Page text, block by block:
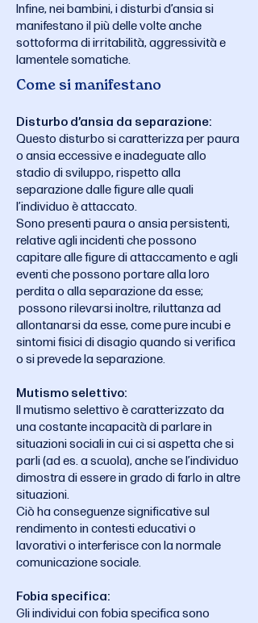
Infine, nei bambini, i disturbi d’ansia si
manifestano il più delle volte anche
sottoforma di irritabilità, aggressività e
lamentele somatiche.
Come si manifestano
Disturbo d’ansia da separazione:
Questo disturbo si caratterizza per paura
o ansia eccessive e inadeguate allo
stadio di sviluppo, rispetto alla
separazione dalle figure alle quali
l’individuo è attaccato.
Sono presenti paura o ansia persistenti,
relative agli incidenti che possono
capitare alle figure di attaccamento e agli
eventi che possono portare alla loro
perdita o alla separazione da esse;
possono rilevarsi inoltre, riluttanza ad
allontanarsi da esse, come pure incubi e
sintomi fisici di disagio quando si verifica
o si prevede la separazione.
Mutismo selettivo:
Il mutismo selettivo è caratterizzato da
una costante incapacità di parlare in
situazioni sociali in cui ci si aspetta che si
parli (ad es. a scuola), anche se l’individuo
dimostra di essere in grado di farlo in altre
situazioni.
Ciò ha conseguenze significative sul
rendimento in contesti educativi o
lavorativi o interferisce con la normale
comunicazione sociale.
Fobia specifica:
Gli individui con fobia specifica sono